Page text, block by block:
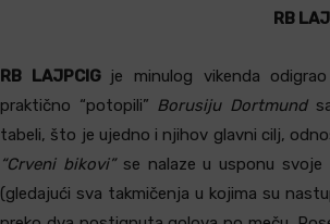
RB
RB LAJPCIG je minulog vikenda
praktično “potopili” Borusiju Dortmundsa
tabeli, što je ujedno i njihov glavni cilj,
“Crveni bikovi”se nalaze u usponu svoje
(gledajući sva takmičenja u kojima su